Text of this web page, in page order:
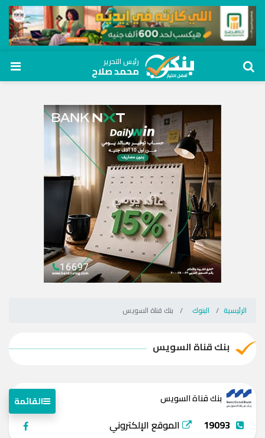
رئيس التحرير
محمد صلاح
الرئيسية البنوك بنك قناة السويس
بنك قناة السويس
بنك قناة السويس القائمة
19093 الموقع الإلكتروني